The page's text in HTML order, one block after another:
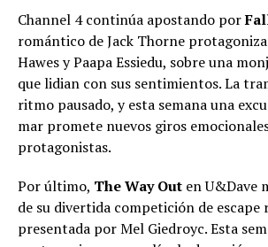
Channel 4 continúa apostando por
romántico de Jack Thorne
Hawes y Paapa Essiedu, sobre una
que lidian con sus sentimientos. La
ritmo pausado, y esta semana una
mar promete nuevos giros
protagonistas.
Por último, The Way Out en U&Dave
de su divertida competición de escape
presentada por Mel Giedroyc. Esta